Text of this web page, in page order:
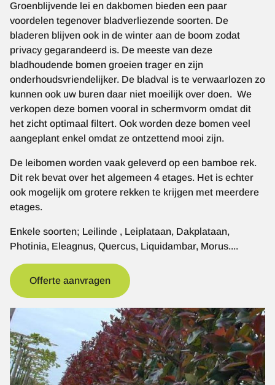
Groenblijvende lei en dakbomen bieden een paar
voordelen tegenover bladverliezende soorten. De
bladeren blijven ook in de winter aan de boom zodat
privacy gegarandeerd is. De meeste van deze
bladhoudende bomen groeien trager en zijn
onderhoudsvriendelijker. De bladval is te verwaarlozen zo
kunnen ook uw buren daar niet moeilijk over doen. We
verkopen deze bomen vooral in schermvorm omdat dit
het zicht optimaal filtert. Ook worden deze bomen veel
aangeplant enkel omdat ze ontzettend mooi zijn.
De leibomen worden vaak geleverd op een bamboe rek.
Dit rek bevat over het algemeen 4 etages. Het is echter
ook mogelijk om grotere rekken te krijgen met meerdere
etages.
Enkele soorten; Leilinde , Leiplataan, Dakplataan,
Photinia, Eleagnus, Quercus, Liquidambar, Morus....
Offerte aanvragen